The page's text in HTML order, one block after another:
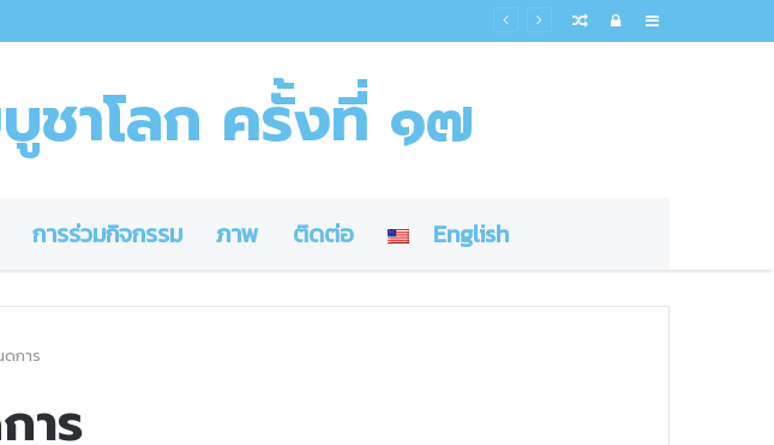
Sidebar
Log
Random
ชาโลก ครั้งที่ ๑๗
การร่วมกิจกรรม ภาพ ติดต่อ English
การ
าร